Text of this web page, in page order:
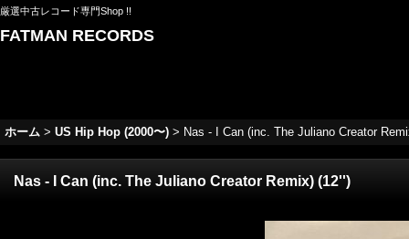
厳選中古レコード専門Shop !!
FATMAN RECORDS
ホーム > US Hip Hop (2000〜) > Nas - I Can (inc. The Juliano Creator
Nas - I Can (inc. The Juliano Creator Remix) (12'')